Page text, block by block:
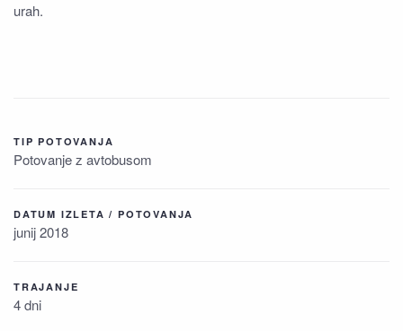
urah.
TIP POTOVANJA
Potovanje z avtobusom
DATUM IZLETA / POTOVANJA
junij 2018
TRAJANJE
4 dni